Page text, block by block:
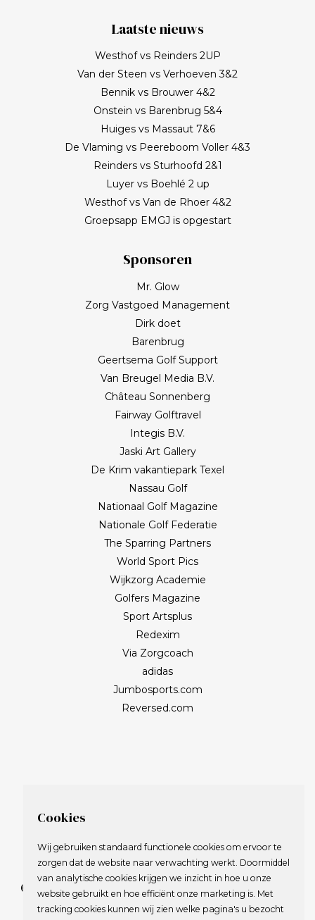
Laatste nieuws
Westhof vs Reinders 2UP
Van der Steen vs Verhoeven 3&2
Bennik vs Brouwer 4&2
Onstein vs Barenbrug 5&4
Huiges vs Massaut 7&6
De Vlaming vs Peereboom Voller 4&3
Reinders vs Sturhoofd 2&1
Luyer vs Boehlé 2 up
Westhof vs Van de Rhoer 4&2
Groepsapp EMGJ is opgestart
Sponsoren
Mr. Glow
Zorg Vastgoed Management
Dirk doet
Barenbrug
Geertsema Golf Support
Van Breugel Media B.V.
Château Sonnenberg
Fairway Golftravel
Integis B.V.
Jaski Art Gallery
De Krim vakantiepark Texel
Nassau Golf
Nationaal Golf Magazine
Nationale Golf Federatie
The Sparring Partners
World Sport Pics
Wijkzorg Academie
Golfers Magazine
Sport Artsplus
Redexim
Via Zorgcoach
adidas
Jumbosports.com
Reversed.com
© 2009-2023 Nederlandse Vereniging van Golfspelende
Journalisten.
Cookies
Wij gebruiken standaard functionele cookies om ervoor te
zorgen dat de website naar verwachting werkt. Doormiddel
van analytische cookies krijgen we inzicht in hoe u onze
website gebruikt en hoe efficiënt onze marketing is. Met
tracking cookies kunnen wij zien welke pagina's u bezocht